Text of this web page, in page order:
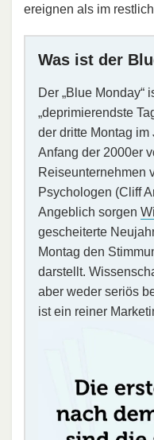
ereignen als im
Was ist der
Der „Blue Monday“
„deprimierendste
der dritte Montag
Anfang der 2000er
Reiseunternehmen
Psychologen (Cliff
Angeblich sorgen
gescheiterte
Montag den
darstellt.
aber weder seriös
ist ein reiner